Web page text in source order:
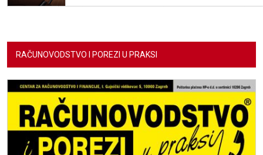
RAČUNOVODSTVO I POREZI U PRAKSI